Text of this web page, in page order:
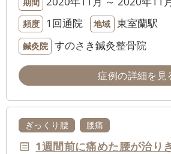
頻度 1回通院 地域 東室蘭駅
鍼灸院 すのさき鍼灸整骨院
症例の詳細を見
ぎっくり腰 腰痛
1週間前に痛めた腰が治り